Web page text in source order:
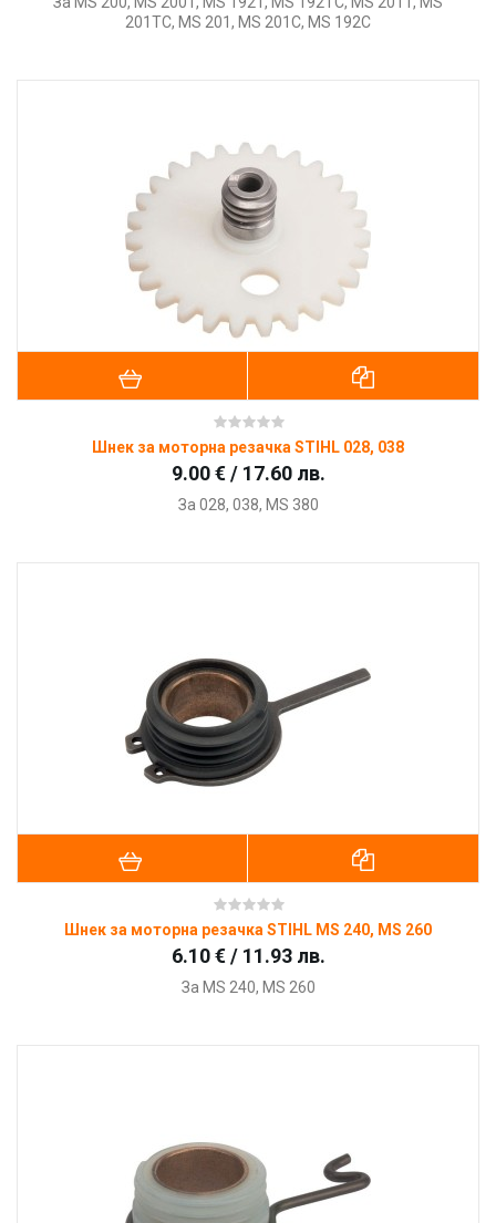
201TC, MS 201, MS 201C, MS 192C
Шнек за моторна резачка STIHL 028, 038
9.00 € / 17.60 лв.
За 028, 038, MS 380
Шнек за моторна резачка STIHL MS 240, MS 260
6.10 € / 11.93 лв.
За MS 240, MS 260